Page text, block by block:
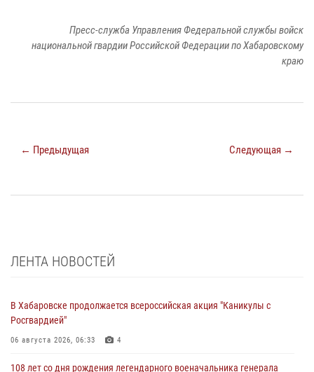
Пресс-служба Управления Федеральной службы войск
национальной гвардии Российской Федерации по Хабаровскому
краю
← Предыдущая Следующая →
ЛЕНТА НОВОСТЕЙ
В Хабаровске продолжается всероссийская акция "Каникулы с
Росгвардией"
06 августа 2026, 06:33 4
108 лет со дня рождения легендарного военачальника генерала